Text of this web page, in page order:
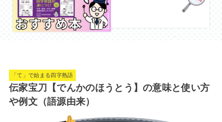
「て」で始まる四字熟語
伝家宝刀【でんかのほうとう】の意味と使い方
や例文（語源由来）